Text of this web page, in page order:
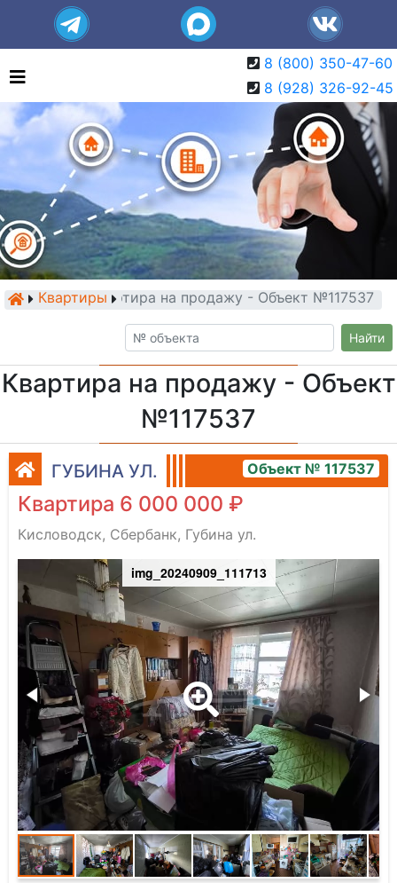
8 (800) 350-47-60
8 (928) 326-92-45
КвартирыКвартира на продажу - Объект №117537
Найти
Квартира на продажу - Объект
№117537
ГУБИНА УЛ. Объект № 117537
Квартира 6 000 000 ₽
Кисловодск, Сбербанк, Губина ул.
img_20240909_111713